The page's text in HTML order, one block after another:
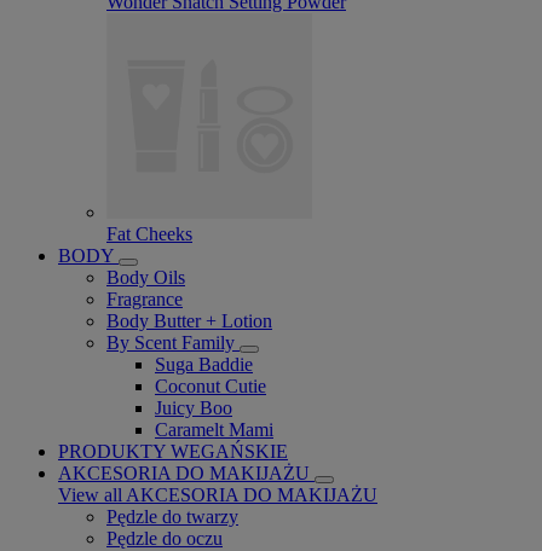
Fat Cheeks
BODY
Body Oils
Fragrance
Body Butter + Lotion
By Scent Family
Suga Baddie
Coconut Cutie
Juicy Boo
Caramelt Mami
PRODUKTY WEGAŃSKIE
AKCESORIA DO MAKIJAŻU
View all AKCESORIA DO MAKIJAŻU
Pędzle do twarzy
Pędzle do oczu